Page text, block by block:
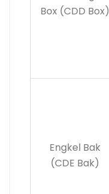
Box (CDD Box)
Engkel Bak
(CDE Bak)